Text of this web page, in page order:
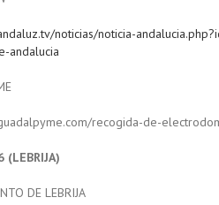
noticias/noticia-
andalucia
recogida-de-
DE LEBRIJA